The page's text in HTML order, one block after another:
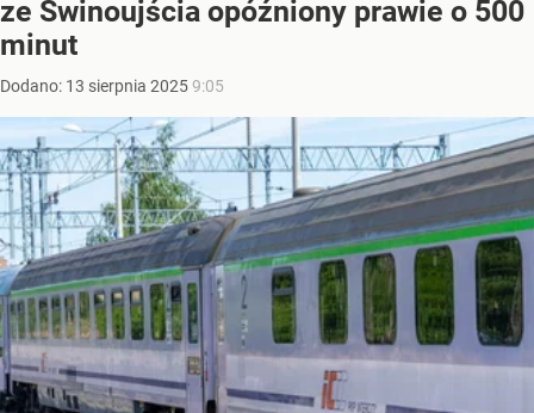
ze Świnoujścia opóźniony prawie o 500
minut
Dodano: 13 sierpnia 20259:05